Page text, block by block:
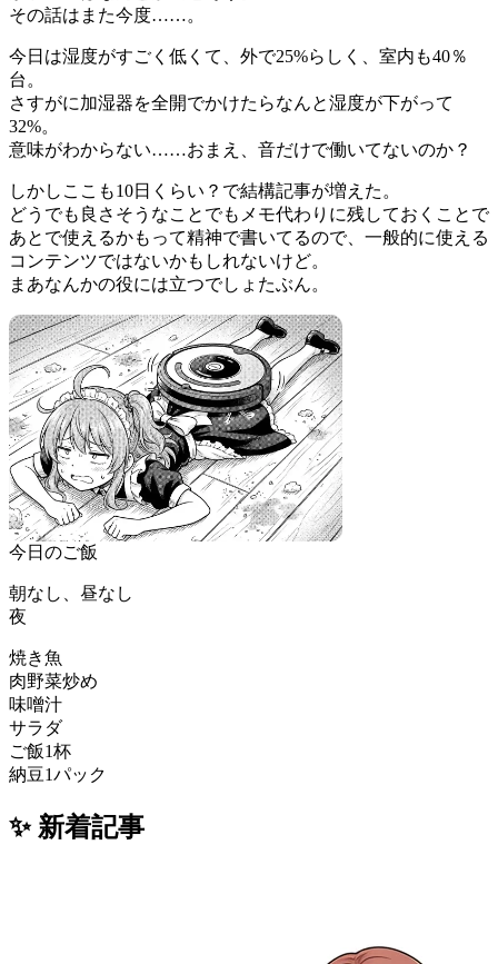
その話はまた今度……。
今日は湿度がすごく低くて、外で25%らしく、室内も40％
台。
さすがに加湿器を全開でかけたらなんと湿度が下がって
32%。
意味がわからない……おまえ、音だけで働いてないのか？
しかしここも10日くらい？で結構記事が増えた。
どうでも良さそうなことでもメモ代わりに残しておくことで
あとで使えるかもって精神で書いてるので、一般的に使える
コンテンツではないかもしれないけど。
まあなんかの役には立つでしょたぶん。
今日のご飯
朝なし、昼なし
夜
焼き魚
肉野菜炒め
味噌汁
サラダ
ご飯1杯
納豆1パック
✨ 新着記事